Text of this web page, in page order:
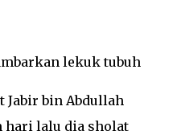
lekuk tubuh
bin Abdullah
hari lalu dia sholat